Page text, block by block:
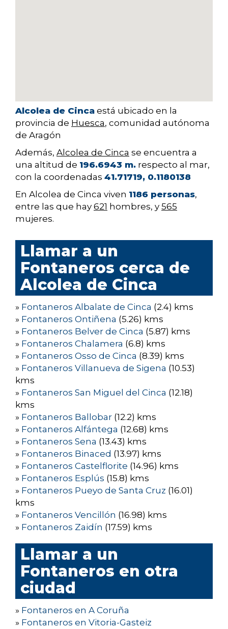
Alcolea de Cinca está ubicado en la
provincia de Huesca, comunidad autónoma
de Aragón
Además, Alcolea de Cinca se encuentra a
una altitud de 196.6943 m. respecto al mar,
con la coordenadas 41.71719, 0.1180138
En Alcolea de Cinca viven 1186 personas,
entre las que hay 621 hombres, y 565
mujeres.
Llamar a un
Fontaneros cerca de
Alcolea de Cinca
» Fontaneros Albalate de Cinca (2.4) kms
» Fontaneros Ontiñena (5.26) kms
» Fontaneros Belver de Cinca (5.87) kms
» Fontaneros Chalamera (6.8) kms
» Fontaneros Osso de Cinca (8.39) kms
» Fontaneros Villanueva de Sigena (10.53)
kms
» Fontaneros San Miguel del Cinca (12.18)
kms
» Fontaneros Ballobar (12.2) kms
» Fontaneros Alfántega (12.68) kms
» Fontaneros Sena (13.43) kms
» Fontaneros Binaced (13.97) kms
» Fontaneros Castelflorite (14.96) kms
» Fontaneros Esplús (15.8) kms
» Fontaneros Pueyo de Santa Cruz (16.01)
kms
» Fontaneros Vencillón (16.98) kms
» Fontaneros Zaidín (17.59) kms
Llamar a un
Fontaneros en otra
ciudad
» Fontaneros en A Coruña
» Fontaneros en Vitoria-Gasteiz